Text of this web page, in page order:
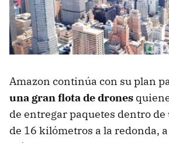
Amazon continúa con su plan
una gran flota de drones
de entregar paquetes dentro
de 16 kilómetros a la redonda,